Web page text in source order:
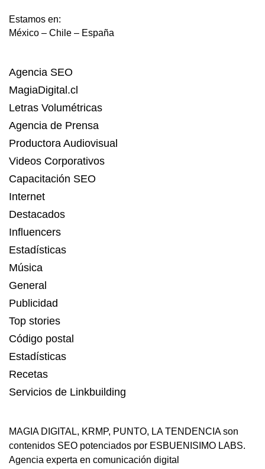
Estamos en:
México – Chile – España
Agencia SEO
MagiaDigital.cl
Letras Volumétricas
Agencia de Prensa
Productora Audiovisual
Videos Corporativos
Capacitación SEO
Internet
Destacados
Influencers
Estadísticas
Música
General
Publicidad
Top stories
Código postal
Estadísticas
Recetas
Servicios de Linkbuilding
MAGIA DIGITAL, KRMP, PUNTO, LA TENDENCIAson
contenidos SEO potenciados por ESBUENISIMO LABS.
Agencia experta en comunicación digital